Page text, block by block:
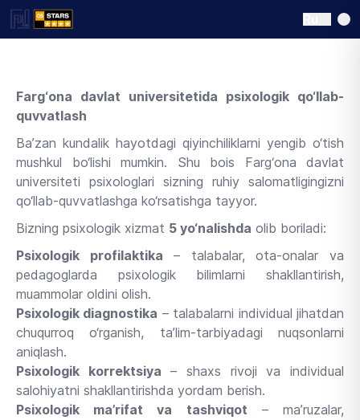
Farg‘ona davlat universitetida psixologik qo‘llab-
quvvatlash
Ba’zan kundalik hayotdagi qiyinchiliklarni yengib o‘tish
mushkul bo‘lishi mumkin. Shu bois Farg‘ona davlat
universiteti psixologlari sizning ruhiy salomatligingizni
qo‘llab-quvvatlashga ko‘rsatishga tayyor.
Bizning psixologik xizmat 5 yo‘nalishda olib boriladi:
Psixologik profilaktika – talabalar, ota-onalar va
pedagoglarda psixologik bilimlarni shakllantirish,
muammolar oldini olish.
Psixologik diagnostika – talabalarni individual jihatdan
chuqurroq o‘rganish, ta’lim-tarbiyadagi nuqsonlarni
aniqlash.
Psixologik korrektsiya – shaxs rivoji va individual
salohiyatni shakllantirishda yordam berish.
Psixologik ma’rifat va tashviqot – ma’ruzalar,